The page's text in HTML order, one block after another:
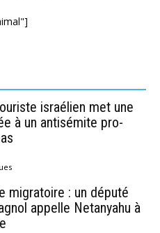
israélien met une
à un antisémite pro-
migratoire : un député
appelle Netanyahu à